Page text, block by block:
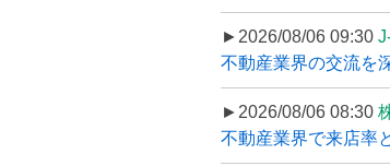
►2026/08/06 09:30
不動産業界の交流を
►2026/08/06 08:30
不動産業界で来店率